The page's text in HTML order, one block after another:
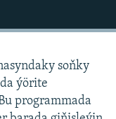
soňky
ýörite
programmada